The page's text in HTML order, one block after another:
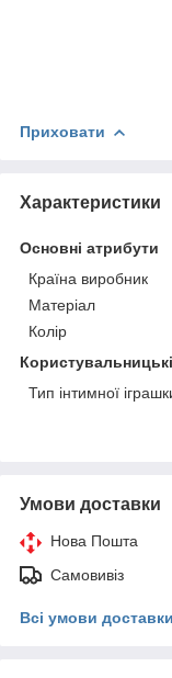
Приховати
Характеристики
Основні атрибути
Країна виробник
Матеріал
Колір
Тип інтимної
Умови доставки
Нова Пошта
Самовивіз
Всі умови доставки